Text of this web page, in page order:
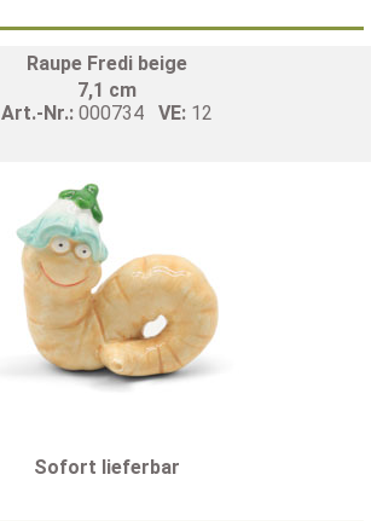
Raupe Fredi beige
7,1 cm
Art.-Nr.: 000734 VE: 12
Sofort lieferbar